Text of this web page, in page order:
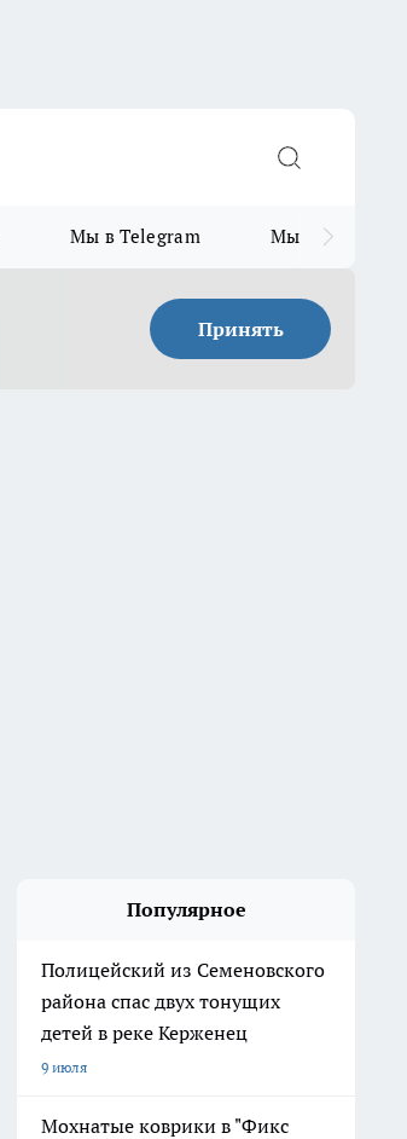
Мы в Telegram Мы в MAX
Принять
Популярное
Полицейский из Семеновского
района спас двух тонущих
детей в реке Керженец
9 июля
Мохнатые коврики в "Фикс